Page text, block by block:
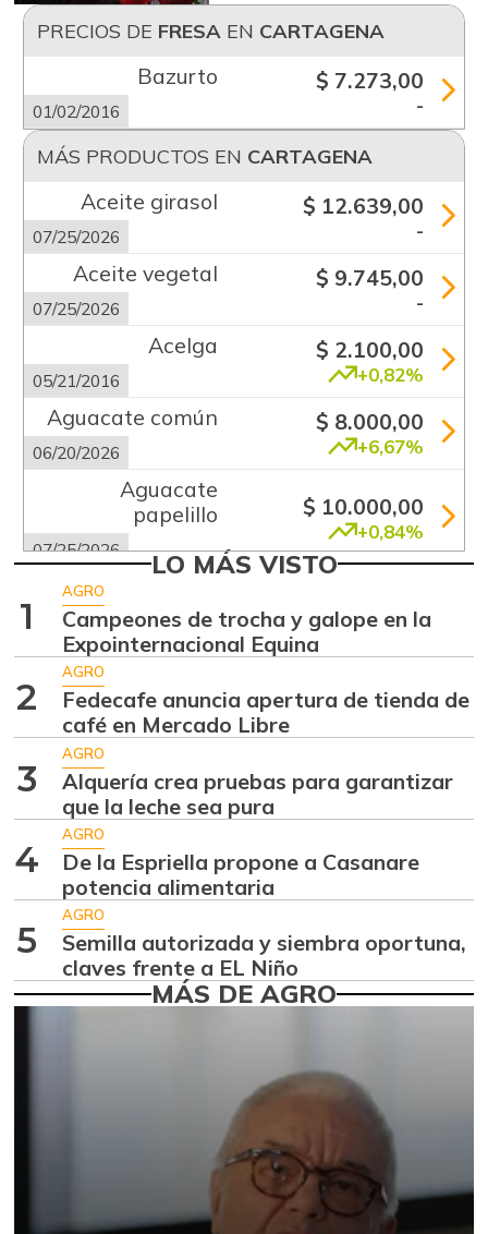
PRECIOS DE FRESAEN CARTAGENA
Bazurto
01/02/2016
$ 7.273,00
-
MÁS PRODUCTOS EN CARTAGENA
Aceite girasol
07/25/2026
$ 12.639,00
-
Aceite vegetal
07/25/2026
$ 9.745,00
-
Acelga
05/21/2016
$ 2.100,00
+0,82%
Aguacate común
06/20/2026
$ 8.000,00
+6,67%
Aguacate
papelillo
07/25/2026
$ 10.000,00
+0,84%
07/25/2026 -13,15%
Ajo
07/25/2026
$ 5.583,00
+2,76%
Ají dulce
01/17/2015
$ 3.801,00
Ají topito dulce
07/25/2026
Alas de pollo sin
costillar
07/25/2026
Apio
07/25/2026
$ 1.917,00
-0,83%
$ 2.950,00
+0,58%
07/25/2026
$ 3.640,00
+0,55%
LO MÁS VISTO
1
AGRO
Campeones de trocha y galope en la
Expointernacional Equina
2
AGRO
Fedecafe anuncia apertura de tienda de
café en Mercado Libre
3
AGRO
Alquería crea pruebas para garantizar
que la leche sea pura
4
AGRO
De la Espriella propone a Casanare
potencia alimentaria
5
AGRO
Semilla autorizada y siembra oportuna,
claves frente a EL Niño
MÁS DE AGRO